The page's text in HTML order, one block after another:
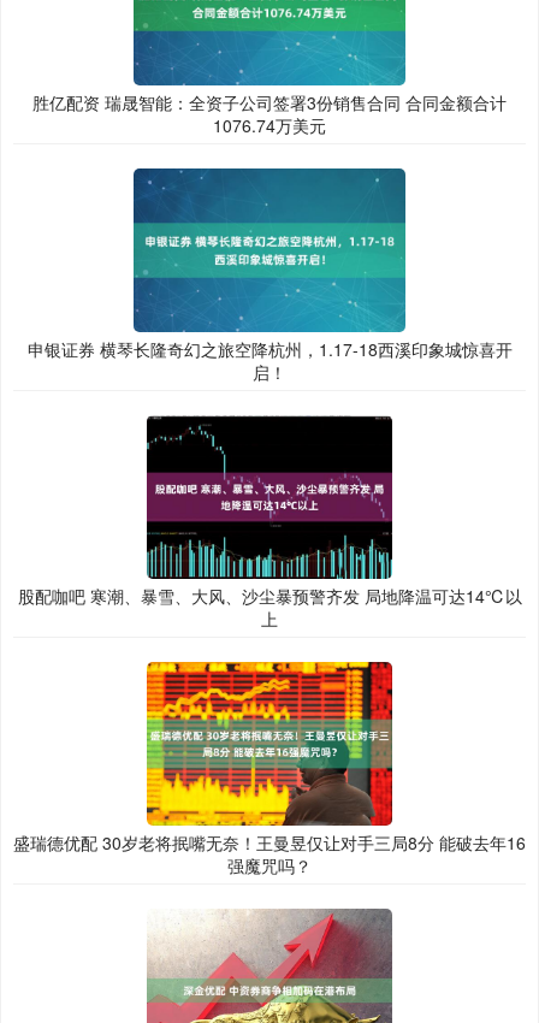
胜亿配资 瑞晟智能：全资子公司签署3份销售合同 合同金额合计
1076.74万美元
申银证券 横琴长隆奇幻之旅空降杭州，1.17-18西溪印象城惊喜开
启！
股配咖吧 寒潮、暴雪、大风、沙尘暴预警齐发 局地降温可达14℃以
上
盛瑞德优配 30岁老将抿嘴无奈！王曼昱仅让对手三局8分 能破去年16
强魔咒吗？